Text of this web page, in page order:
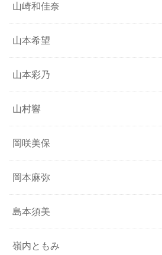
山崎和佳奈
山本希望
山本彩乃
山村響
岡咲美保
岡本麻弥
島本須美
嶺内ともみ